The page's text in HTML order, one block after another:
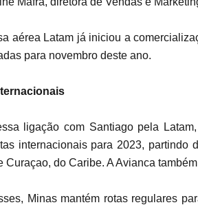
aérea Latam já iniciou a
para novembro deste ano.
ligação com Santiago pela
internacionais para 2023, partindo
Curaçao, do Caribe. A Avianca
Minas mantém rotas regulares